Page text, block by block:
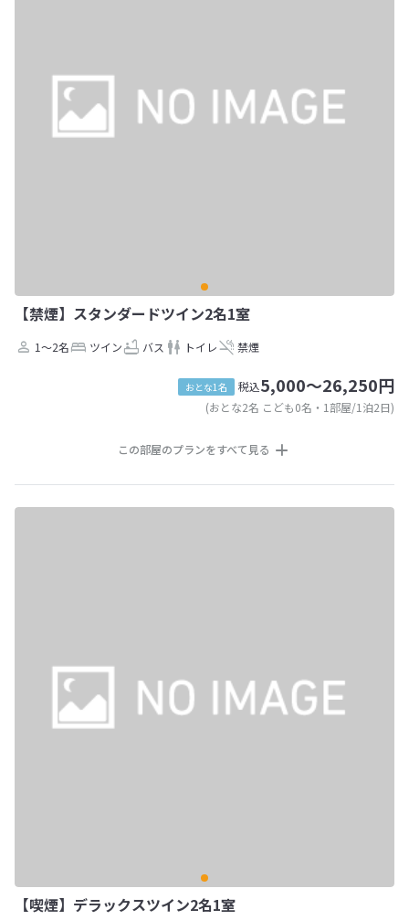
【禁煙】スタンダードツイン2名1室
1～2名 ツイン バス トイレ 禁煙
おとな1名 税込5,000～26,250円
(おとな2名 こども0名・1部屋/1泊2日)
この部屋のプランをすべて見る
【喫煙】デラックスツイン2名1室